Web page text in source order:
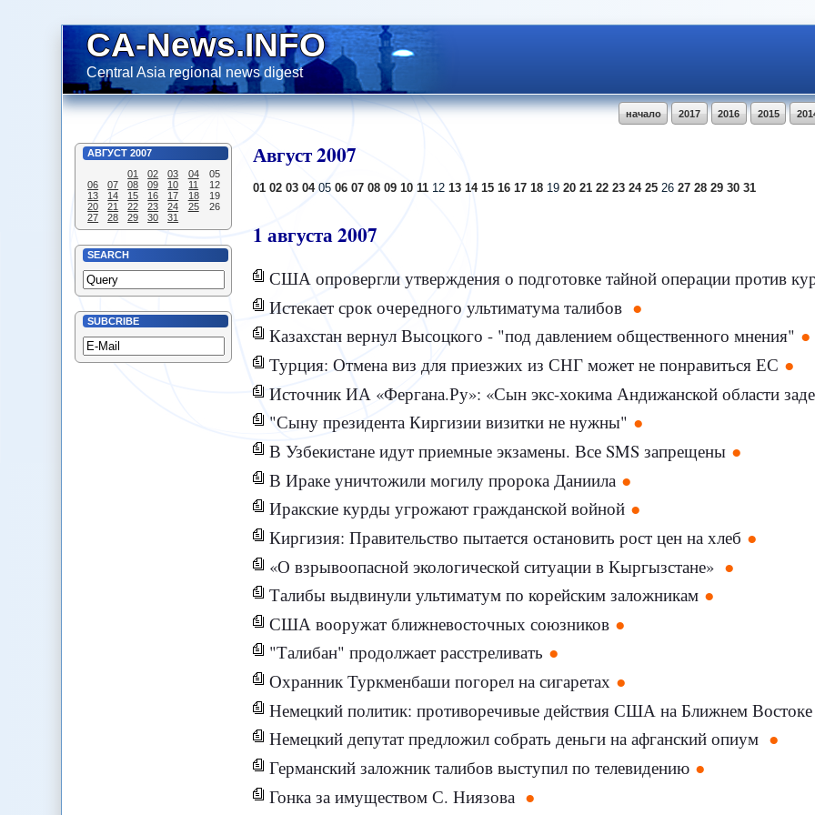
CA-News.INFO
Central Asia regional news digest
2015
2016
2017
начало
АВГУСТ 2007
01
02 03 04
05
06
07 08 09 10 11
12
13
14 15 16 17 18
19
20
21 22 23 24 25
26
27
28 29 30 31
SEARCH
SUBCRIBE
Август2007
01 02 03 0405 06 07 08 09 10 1112 13 14 15 16 17 1819 20 21 22 23 24 2526 27 28 29 30 31
1августа2007
США опровергли утверждения о подготовке тайной операции против
Истекает срок очередного ультиматума талибов
Казахстан вернул Высоцкого - "под давлением общественного мнения"
Турция: Отмена виз для приезжих из СНГ может не понравиться ЕС
Источник ИА «Фергана.Ру»: «Сын экс-хокима Андижанской области
"Сыну президента Киргизии визитки не нужны"
В Узбекистане идут приемные экзамены. Все SMS запрещены
В Ираке уничтожили могилу пророка Даниила
Иракские курды угрожают гражданской войной
Киргизия: Правительство пытается остановить рост цен на хлеб
«О взрывоопасной экологической ситуации в Кыргызстане»
Талибы выдвинули ультиматум по корейским заложникам
США вооружат ближневосточных союзников
"Талибан" продолжает расстреливать
Охранник Туркменбаши погорел на сигаретах
Немецкий политик: противоречивые действия США на Ближнем
Немецкий депутат предложил собрать деньги на афганский опиум
Германский заложник талибов выступил по телевидению
Гонка за имуществом С. Ниязова